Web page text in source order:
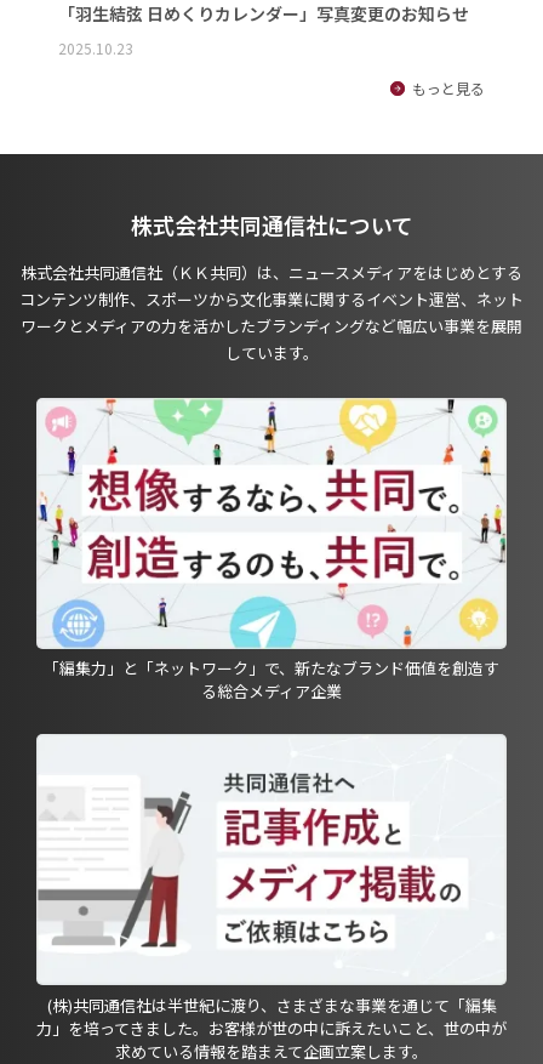
「羽生結弦 日めくりカレンダー」写真変更のお知らせ
2025.10.23
もっと見る
株式会社共同通信社について
株式会社共同通信社（ＫＫ共同）は、ニュースメディアをはじめとする
コンテンツ制作、スポーツから文化事業に関するイベント運営、ネット
ワークとメディアの力を活かしたブランディングなど幅広い事業を展開
しています。
「編集力」と「ネットワーク」で、新たなブランド価値を創造す
る総合メディア企業
(株)共同通信社は半世紀に渡り、さまざまな事業を通じて「編集
力」を培ってきました。お客様が世の中に訴えたいこと、世の中が
求めている情報を踏まえて企画立案します。